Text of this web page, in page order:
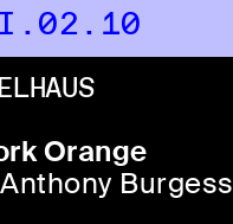
Orange
Burgess